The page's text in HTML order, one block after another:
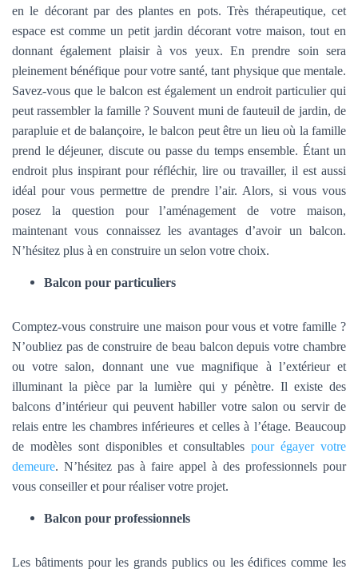
en le décorant par des plantes en pots. Très thérapeutique, cet
espace est comme un petit jardin décorant votre maison, tout en
donnant également plaisir à vos yeux. En prendre soin sera
pleinement bénéfique pour votre santé, tant physique que mentale.
Savez-vous que le balcon est également un endroit particulier qui
peut rassembler la famille ? Souvent muni de fauteuil de jardin, de
parapluie et de balançoire, le balcon peut être un lieu où la famille
prend le déjeuner, discute ou passe du temps ensemble. Étant un
endroit plus inspirant pour réfléchir, lire ou travailler, il est aussi
idéal pour vous permettre de prendre l’air. Alors, si vous vous
posez la question pour l’aménagement de votre maison,
maintenant vous connaissez les avantages d’avoir un balcon.
N’hésitez plus à en construire un selon votre choix.
Balcon pour particuliers
Comptez-vous construire une maison pour vous et votre famille ?
N’oubliez pas de construire de beau balcon depuis votre chambre
ou votre salon, donnant une vue magnifique à l’extérieur et
illuminant la pièce par la lumière qui y pénètre. Il existe des
balcons d’intérieur qui peuvent habiller votre salon ou servir de
relais entre les chambres inférieures et celles à l’étage. Beaucoup
de modèles sont disponibles et consultablespour égayer votre
demeure. N’hésitez pas à faire appel à des professionnels pour
vous conseiller et pour réaliser votre projet.
Balcon pour professionnels
Les bâtiments pour les grands publics ou les édifices comme les